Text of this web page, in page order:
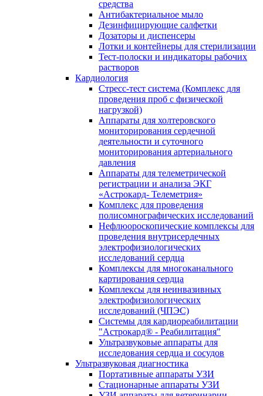
средства
Антибактериальное мыло
Дезинфицирующие салфетки
Дозаторы и диспенсеры
Лотки и контейнеры для стерилизации
Тест-полоски и индикаторы рабочих
растворов
Кардиология
Стресс-тест система (Комплекс для
проведения проб с физической
нагрузкой)
Аппараты для холтеровского
мониторирования сердечной
деятельности и суточного
мониторирования артериального
давления
Аппараты для телеметрической
регистрации и анализа ЭКГ
«Астрокард- Телеметрия»
Комплекс для проведения
полисомнографических исследований
Нефлюороскопические комплексы для
проведения внутрисердечных
электрофизиологических
исследований сердца
Комплексы для многоканального
картирования сердца
Комплексы для неинвазивных
электрофизиологических
исследований (ЧПЭС)
Системы для кардиореабилитации
"Астрокард® - Реабилитация"
Ультразвуковые аппараты для
исследования сердца и сосудов
Ультразвуковая диагностика
Портативные аппараты УЗИ
Стационарные аппараты УЗИ